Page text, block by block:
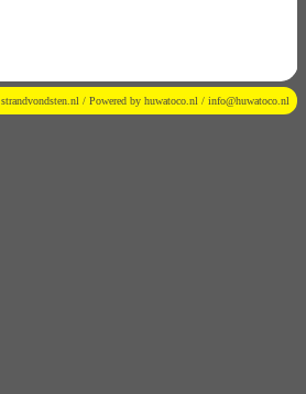
/ Powered by huwatoco.nl / info@huwatoco.nl